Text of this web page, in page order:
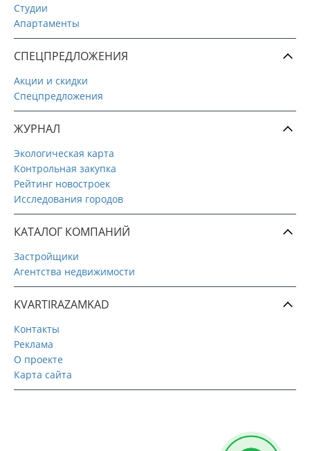
Студии
Апартаменты
СПЕЦПРЕДЛОЖЕНИЯ
Акции и скидки
Спецпредложения
ЖУРНАЛ
Экологическая карта
Контрольная закупка
Рейтинг новостроек
Исследования городов
КАТАЛОГ КОМПАНИЙ
Застройщики
Агентства недвижимости
KVARTIRAZAMKAD
Контакты
Реклама
О проекте
Карта сайта